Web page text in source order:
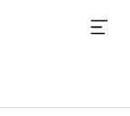
메뉴 열기